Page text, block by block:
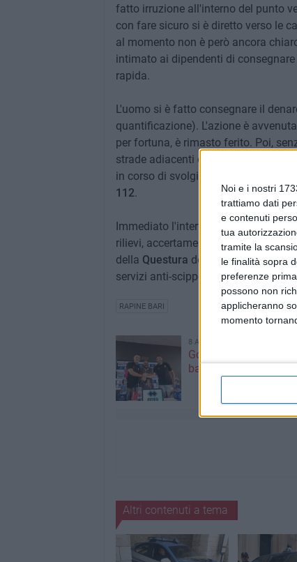
Noi e i nostri
trattiamo dati
e contenuti
tua
tramite la
le finalità sopra
preferenze
possono non
applicheranno
momento
fatto irruzione all'interno del punto
con fare sicuro si è diretto verso le
al momento non è però ancora
intimato ai dipendenti di
rapida.
L'uomo si è fatto consegnare il
quantificazione). L'azione è
per fortuna, è rimasto ferito. Poi,
strade adiacenti con la refurtiva:
in corso di svolgimento.
112.
Immediato l'intervento dei poliziotti
rilievi, accertamenti e visionato le
della Questura del capoluogo che,
servizi anti-scippo e anti-rapina.
RAPINE BARI
8 AGOSTO 2026
Gomez e Butic si
baresi
Altri contenuti a tema